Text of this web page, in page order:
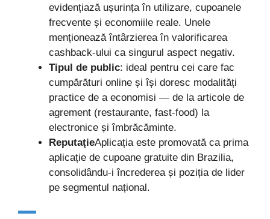
evidențiază ușurința în utilizare, cupoanele
frecvente și economiile reale. Unele
menționează întârzierea în valorificarea
cashback-ului ca singurul aspect negativ.
Tipul de public: ideal pentru cei care fac
cumpărături online și își doresc modalități
practice de a economisi — de la articole de
agrement (restaurante, fast-food) la
electronice și îmbrăcăminte.
ReputaţieAplicația este promovată ca prima
aplicație de cupoane gratuite din Brazilia,
consolidându-i încrederea și poziția de lider
pe segmentul național.